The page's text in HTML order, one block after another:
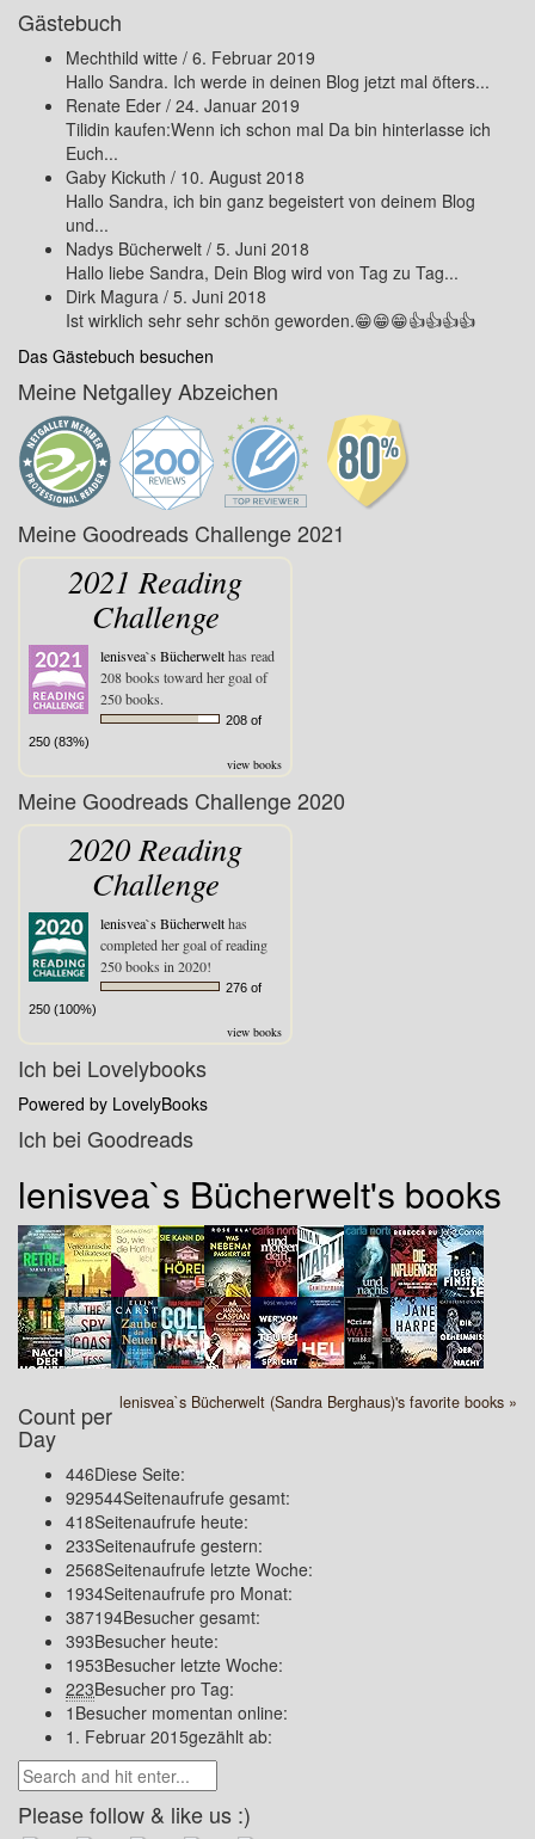
Gästebuch
Mechthild witte / 6. Februar 2019
Hallo Sandra. Ich werde in deinen Blog jetzt mal öfters...
Renate Eder / 24. Januar 2019
Tilidin kaufen:Wenn ich schon mal Da bin hinterlasse ich
Euch...
Gaby Kickuth / 10. August 2018
Hallo Sandra, ich bin ganz begeistert von deinem Blog
und...
Nadys Bücherwelt / 5. Juni 2018
Hallo liebe Sandra, Dein Blog wird von Tag zu Tag...
Dirk Magura / 5. Juni 2018
Ist wirklich sehr sehr schön geworden.😁😁😁👍👍👍👍
Das Gästebuch besuchen
Meine Netgalley Abzeichen
Meine Goodreads Challenge 2021
2021 Reading
Challenge
lenisvea`s Bücherwelthas read
208 books toward her goal of
250 books.
208 of
250 (83%)
view books
Meine Goodreads Challenge 2020
2020 Reading
Challenge
lenisvea`s Bücherwelthas
completed her goal of reading
250 books in 2020!
276 of
250 (100%)
view books
Ich bei Lovelybooks
Powered by LovelyBooks
Ich bei Goodreads
lenisvea`s Bücherwelt's books
lenisvea`s Bücherwelt (Sandra Berghaus)'s favorite books »
Count per
Day
446Diese Seite:
929544Seitenaufrufe gesamt:
418Seitenaufrufe heute:
233Seitenaufrufe gestern:
2568Seitenaufrufe letzte Woche:
1934Seitenaufrufe pro Monat:
387194Besucher gesamt:
393Besucher heute:
1953Besucher letzte Woche:
223Besucher pro Tag:
1 Besucher momentan online:
1. Februar 2015gezählt ab:
Please follow & like us :)